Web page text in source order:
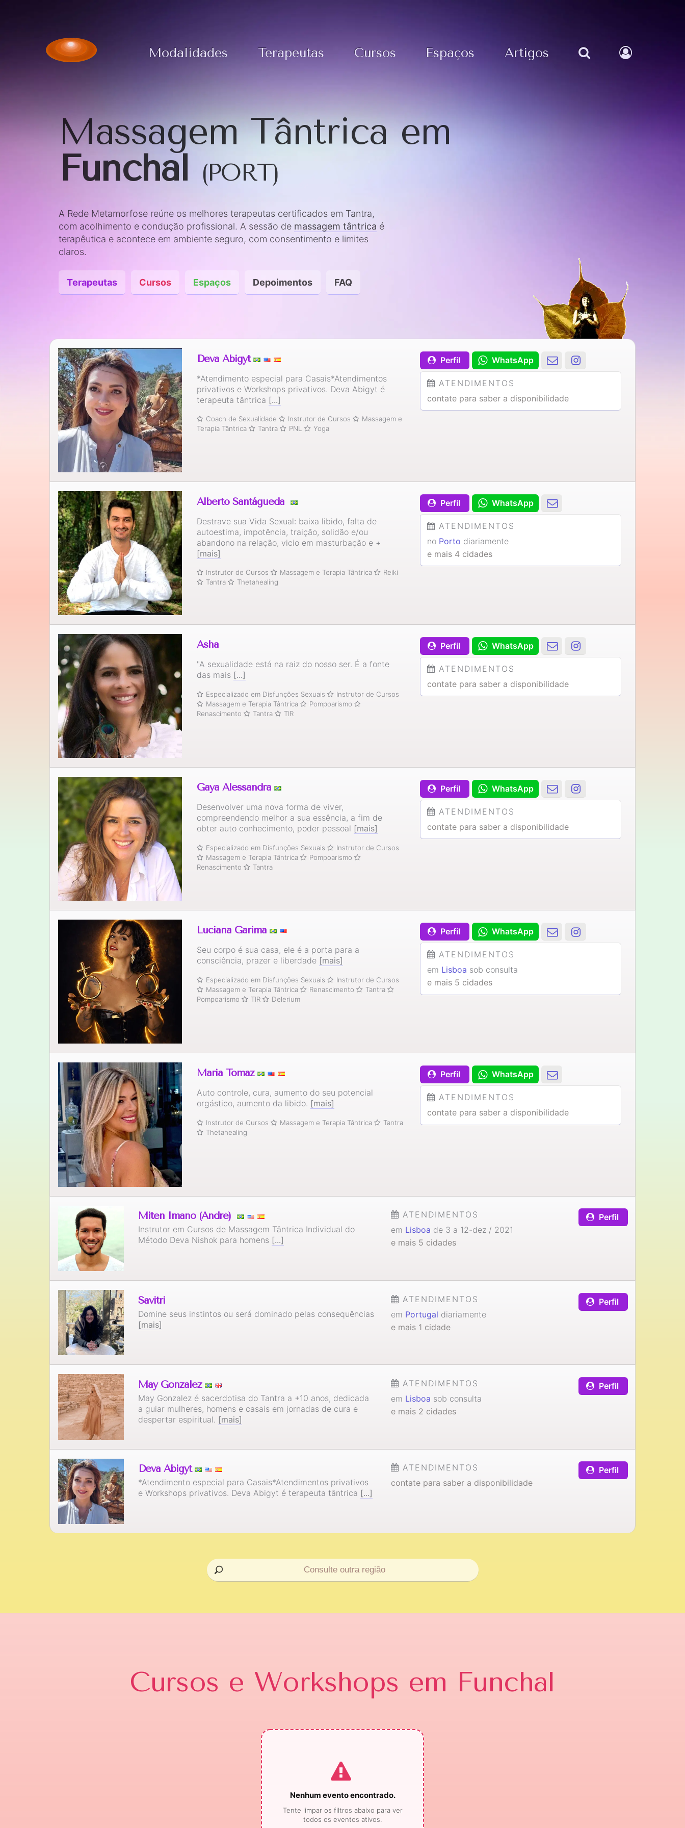
Modalidades Terapeutas Cursos Espaços Artigos
Massagem Tântrica em
Funchal (PORT)
A Rede Metamorfose reúne os melhores terapeutas certificados em Tantra,
com acolhimento e condução profissional. A sessão de massagem tântrica é
terapêutica e acontece em ambiente seguro, com consentimento e limites
claros.
Terapeutas Cursos Espaços Depoimentos FAQ
Deva Abigyt
*Atendimento especial para Casais*Atendimentos
privativos e Workshops privativos. Deva Abigyt é
terapeuta tântrica [...]
Coach de Sexualidade Instrutor de Cursos
Massagem e
Terapia Tântrica
Tantra PNL Yoga
Perfil WhatsApp
ATENDIMENTOS
contate para saber a disponibilidade
Alberto Santágueda
Destrave sua Vida Sexual: baixa libido, falta de
autoestima, impotência, traição, solidão e/ou
abandono na relação, vicio em masturbação e +
[mais]
Instrutor de Cursos Massagem e Terapia Tântrica
Reiki
Tantra
Thetahealing
Perfil WhatsApp
ATENDIMENTOS
no Porto diariamente
e mais 4 cidades
Asha
"A sexualidade está na raiz do nosso ser. É a fonte
das mais [...]
Especializado em Disfunções Sexuais
Instrutor de Cursos
Massagem e Terapia Tântrica
Pompoarismo
Renascimento
Tantra TIR
Perfil WhatsApp
ATENDIMENTOS
contate para saber a disponibilidade
Gaya Alessandra
Desenvolver uma nova forma de viver,
compreendendo melhor a sua essência, a fim de
obter auto conhecimento, poder pessoal [mais]
Especializado em Disfunções Sexuais
Instrutor de Cursos
Massagem e Terapia Tântrica
Pompoarismo
Renascimento
Tantra
Perfil WhatsApp
ATENDIMENTOS
contate para saber a disponibilidade
Luciana Garima
Seu corpo é sua casa, ele é a porta para a
consciência, prazer e liberdade [mais]
Especializado em Disfunções Sexuais
Instrutor de Cursos
Massagem e Terapia Tântrica
Renascimento
Tantra
Pompoarismo
TIR Delerium
Perfil WhatsApp
ATENDIMENTOS
em Lisboa sob consulta
e mais 5 cidades
Maria Tomaz
Auto controle, cura, aumento do seu potencial
orgástico, aumento da libido. [mais]
Instrutor de Cursos Massagem e Terapia Tântrica
Tantra
Thetahealing
Perfil WhatsApp
ATENDIMENTOS
contate para saber a disponibilidade
Miten Imano (André)
Instrutor em Cursos de Massagem Tântrica Individual do
Método Deva Nishok para homens [...]
Perfil
ATENDIMENTOS
em Lisboa de 3 a 12-dez / 2021
e mais 5 cidades
Savitri
Domine seus instintos ou será dominado pelas consequências
[mais]
Perfil
ATENDIMENTOS
em Portugal diariamente
e mais 1 cidade
May Gonzalez
May Gonzalez é sacerdotisa do Tantra a +10 anos, dedicada
a guiar mulheres, homens e casais em jornadas de cura e
despertar espiritual. [mais]
Perfil
ATENDIMENTOS
em Lisboa sob consulta
e mais 2 cidades
Deva Abigyt
*Atendimento especial para Casais*Atendimentos privativos
e Workshops privativos. Deva Abigyt é terapeuta tântrica [...]
Perfil
ATENDIMENTOS
contate para saber a disponibilidade
Cursos e Workshops em Funchal
Nenhum evento encontrado.
Tente limpar os filtros abaixo para ver
todos os eventos ativos.